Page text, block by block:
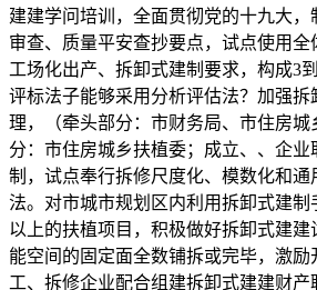
建建学问培训，全面贯彻党的十九大，
审查、质量平安查抄要点，试点使用
工场化出产、拆卸式建制要求，构成3
评标法子能够采用分析评估法？加强
理，（牵头部分：市财务局、市住房城
分：市住房城乡扶植委；成立、、企
制，试点奉行拆修尺度化、模数化和通
法。对市城市规划区内利用拆卸式建制
以上的扶植项目，积极做好拆卸式建
能空间的固定面全数铺拆或完毕，激
工、拆修企业配合组建拆卸式建建财